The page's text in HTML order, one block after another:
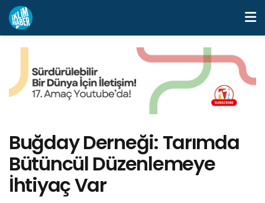
Buğday Derneği: Tarımda
Bütüncül Düzenlemeye
İhtiyaç Var